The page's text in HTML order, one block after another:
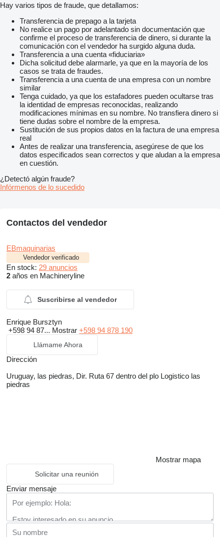
Hay varios tipos de fraude, que detallamos:
Transferencia de prepago a la tarjeta
No realice un pago por adelantado sin documentación que
confirme el proceso de transferencia de dinero, si durante la
comunicación con el vendedor ha surgido alguna duda.
Transferencia a una cuenta «fiduciaria»
Dicha solicitud debe alarmarle, ya que en la mayoría de los
casos se trata de fraudes.
Transferencia a una cuenta de una empresa con un nombre
similar
Tenga cuidado, ya que los estafadores pueden ocultarse tras
la identidad de empresas reconocidas, realizando
modificaciones mínimas en su nombre. No transfiera dinero si
tiene dudas sobre el nombre de la empresa.
Sustitución de sus propios datos en la factura de una empresa
real
Antes de realizar una transferencia, asegúrese de que los
datos especificados sean correctos y que aludan a la empresa
en cuestión.
¿Detectó algún fraude?
Infórmenos de lo sucedido
Contactos del vendedor
EBmaquinarias
Vendedor verificado
En stock: 29 anuncios
2 años en Machineryline
Suscribirse al vendedor
Enrique Bursztyn
+598 94 87... Mostrar +598 94 878 190
Llámame Ahora
Dirección
Uruguay, las piedras, Dir. Ruta 67 dentro del plo Logistico las
piedras
Mostrar mapa
Solicitar una reunión
Enviar mensaje